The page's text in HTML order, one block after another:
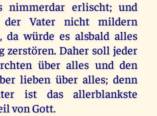
nimmerdar erlischt; und
Vater nicht mildern
da würde es alsbald alles
zerstören. Daher soll jeder
über alles und den
lieben über alles; denn
ist das allerblankste
von Gott.